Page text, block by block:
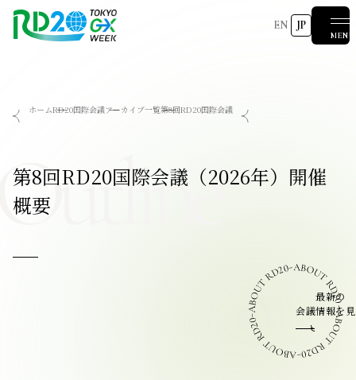
EN JP
MENU
RD20とはアクションコミッティースペシャルインタビュー
会議成果物
2023-リーダーズレコメンデーション2023福島Now & Future 2025
Now & Future 2024Now & Future 2023
第8回RD20国際会議 過去の開催
関連イベント
2026 AI for Energy Workshop
ハイライト
ホームRD20国際会議アーカイブ一覧第8回RD20国際会議
第8回RD20国際会議（2026年）開催
概要
最新の
会議情報を